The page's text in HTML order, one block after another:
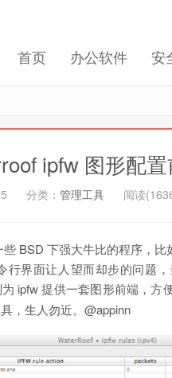
首页 办公软件 安
ipfw 图形配
分类： 管理工具 阅读
BSD 下强大牛比的程序，
行界面让人望而却步的问题
为 ipfw 提供一套图形前端，方
，生人勿近。@appinn
记